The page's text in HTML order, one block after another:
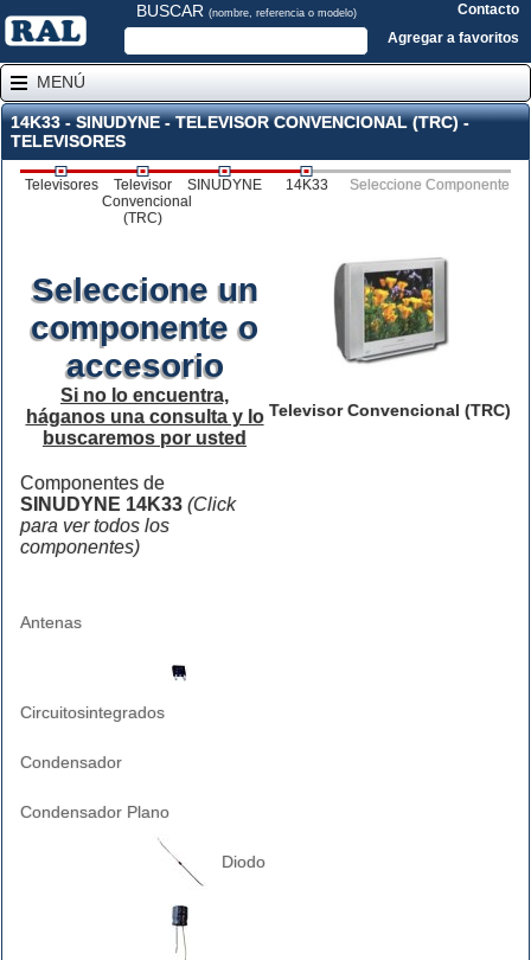
BUSCAR (nombre, referencia o modelo)
Contacto
Agregar a favoritos
MENÚ
14K33 - SINUDYNE - TELEVISOR CONVENCIONAL (TRC) -
TELEVISORES
Televisores
Televisor
Convencional
(TRC)
SINUDYNE 14K33 Seleccione Componente
Televisor Convencional (TRC)
Seleccione un
componente o
accesorio
Si no lo encuentra,
háganos una consulta y lo
buscaremos por usted
Componentes de
SINUDYNE 14K33 (Click
para ver todos los
componentes)
Antenas
Circuitosintegrados
Condensador
Condensador Plano
Diodo